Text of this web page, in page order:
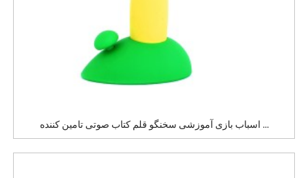
اسباب بازی آموزشی سخنگو قلم کتاب صوتی تامین کننده ...